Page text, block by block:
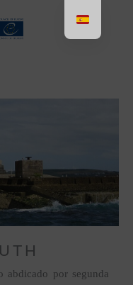
abdicado por segunda